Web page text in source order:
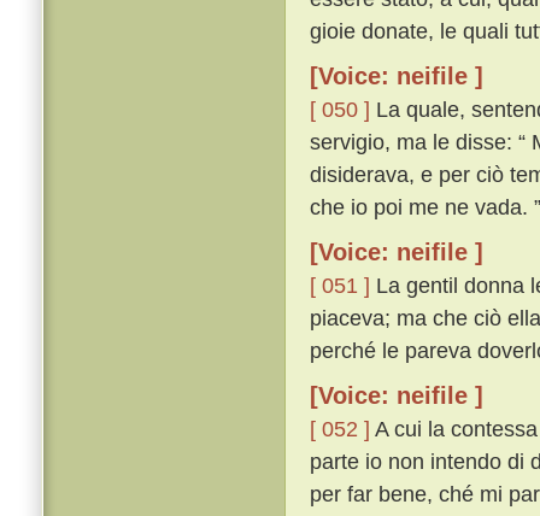
gioie donate, le quali
[Voice: neifile ]
[ 050 ] La quale,
servigio, ma le disse: “
disiderava, e per ciò
che io poi me ne vada. ”
[Voice: neifile ]
[ 051 ] La gentil donna
piaceva; ma che ciò
perché le pareva
[Voice: neifile ]
[ 052 ] A cui la
parte io non intendo di
per far bene, ché mi